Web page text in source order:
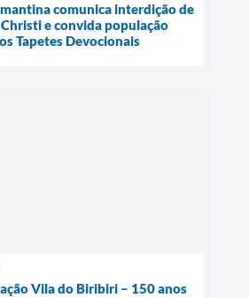
comunica interdição de
e convida população
Tapetes Devocionais
Vila do Biribiri – 150 anos